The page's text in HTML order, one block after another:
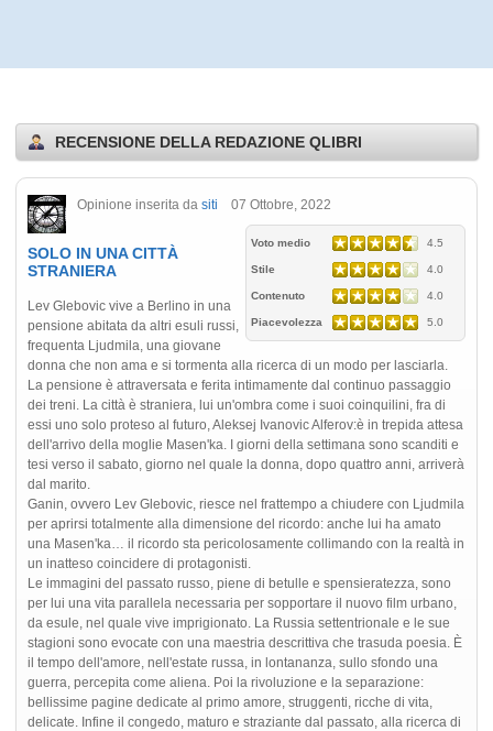
RECENSIONE DELLA REDAZIONE QLIBRI
Opinione inserita da siti 07 Ottobre, 2022
Voto medio 4.5
Stile 4.0
Contenuto 4.0
Piacevolezza 5.0
SOLO IN UNA CITTÀ
STRANIERA
Lev Glebovic vive a Berlino in una
pensione abitata da altri esuli russi,
frequenta Ljudmila, una giovane
donna che non ama e si tormenta alla ricerca di un modo per lasciarla.
La pensione è attraversata e ferita intimamente dal continuo passaggio
dei treni. La città è straniera, lui un'ombra come i suoi coinquilini, fra di
essi uno solo proteso al futuro, Aleksej Ivanovic Alferov:è in trepida attesa
dell'arrivo della moglie Masen'ka. I giorni della settimana sono scanditi e
tesi verso il sabato, giorno nel quale la donna, dopo quattro anni, arriverà
dal marito.
Ganin, ovvero Lev Glebovic, riesce nel frattempo a chiudere con Ljudmila
per aprirsi totalmente alla dimensione del ricordo: anche lui ha amato
una Masen'ka… il ricordo sta pericolosamente collimando con la realtà in
un inatteso coincidere di protagonisti.
Le immagini del passato russo, piene di betulle e spensieratezza, sono
per lui una vita parallela necessaria per sopportare il nuovo film urbano,
da esule, nel quale vive imprigionato. La Russia settentrionale e le sue
stagioni sono evocate con una maestria descrittiva che trasuda poesia. È
il tempo dell'amore, nell'estate russa, in lontananza, sullo sfondo una
guerra, percepita come aliena. Poi la rivoluzione e la separazione:
bellissime pagine dedicate al primo amore, struggenti, ricche di vita,
delicate. Infine il congedo, maturo e straziante dal passato, alla ricerca di